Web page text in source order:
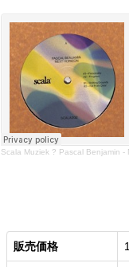
Scala Muziek ? Pascal Benjamin -
販売価格